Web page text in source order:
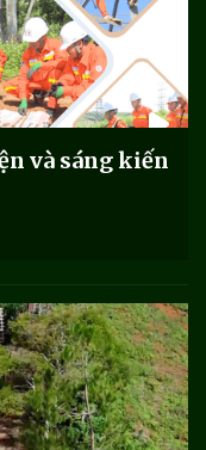
và sáng kiến